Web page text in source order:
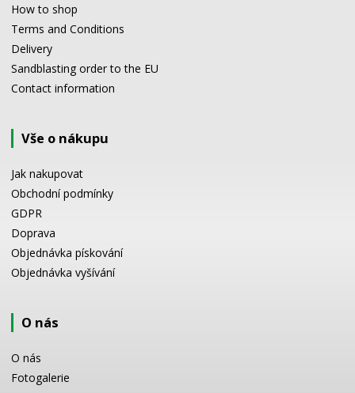
How to shop
Terms and Conditions
Delivery
Sandblasting order to the EU
Contact information
Vše o nákupu
Jak nakupovat
Obchodní podmínky
GDPR
Doprava
Objednávka pískování
Objednávka vyšívání
O nás
O nás
Fotogalerie